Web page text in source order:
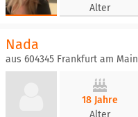
Alter
Nada
aus 604345 Frankfurt am Main
18 Jahre
Alter